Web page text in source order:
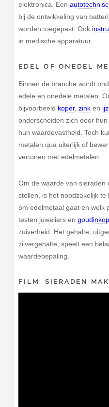
elektronica. Een
bij de ontwikkeling van
worden toegepast. Ook
in medische apparatuur.
EDEL OF ONEDEL
Binnen de branche wordt
edele en onedele metalen.
bijvoorbeeld koper,zink en
onderscheiden zich door
hun waardevastheid. Toch
metalen qua uiterlijk of
vertonen met edelmetalen.
Om de waarde van sieraden
stellen, is het noodzakelijk
om edelmetaal gaat en welk
testen juweliers en
zuiverheid. Het gehalte,
zilvergehalte, speelt een
waardebepaling.
FILM: SIERADEN